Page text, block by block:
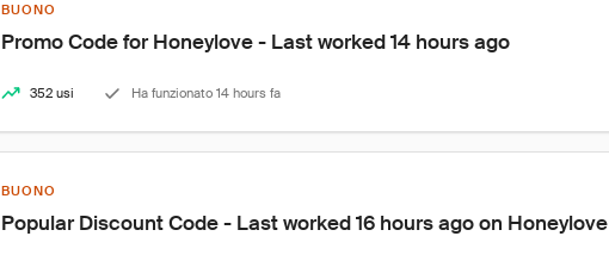
BUONO
Promo Code for Honeylove - Last worked 14 hours ago
352 usi Ha funzionato 14 hours fa
BUONO
Popular Discount Code - Last worked 16 hours ago on Honeylove